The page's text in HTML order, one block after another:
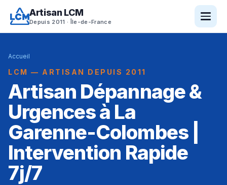
Artisan LCM
Depuis 2011 · Île-de-France
Accueil
LCM — ARTISAN DEPUIS 2011
Artisan Dépannage &
Urgences à La
Garenne-Colombes |
Intervention Rapide
7j/7